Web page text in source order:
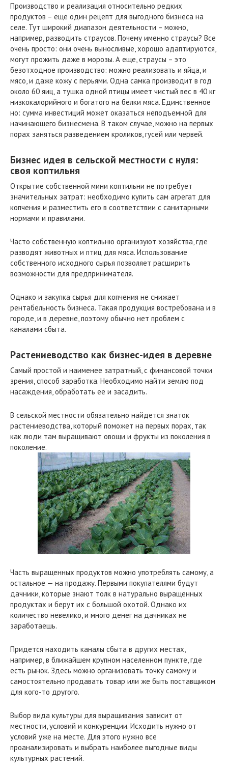
Производство и реализация относительно редких
продуктов – еще один рецепт для выгодного бизнеса на
селе. Тут широкий диапазон деятельности – можно,
например, разводить страусов. Почему именно страусы? Все
очень просто: они очень выносливые, хорошо адаптируются,
могут прожить даже в морозы. А еще, страусы – это
безотходное производство: можно реализовать и яйца, и
мясо, и даже кожу с перьями. Одна самка производит в год
около 60 яиц, а тушка одной птицы имеет чистый вес в 40 кг
низкокалорийного и богатого на белки мяса. Единственное
но: сумма инвестиций может оказаться неподъемной для
начинающего бизнесмена. В таком случае, можно на первых
порах заняться разведением кроликов, гусей или червей.
Бизнес идея в сельской местности с нуля:
своя коптильня
Открытие собственной мини коптильни не потребует
значительных затрат: необходимо купить сам агрегат для
копчения и разместить его в соответствии с санитарными
нормами и правилами.
Часто собственную коптильню организуют хозяйства, где
разводят животных и птиц для мяса. Использование
собственного исходного сырья позволяет расширить
возможности для предпринимателя.
Однако и закупка сырья для копчения не снижает
рентабельность бизнеса. Такая продукция востребована и в
городе, и в деревне, поэтому обычно нет проблем с
каналами сбыта.
Растениеводство как бизнес-идея в деревне
Самый простой и наименее затратный, с финансовой точки
зрения, способ заработка. Необходимо найти землю под
насаждения, обработать ее и засадить.
В сельской местности обязательно найдется знаток
растениеводства, который поможет на первых порах, так
как люди там выращивают овощи и фрукты из поколения в
поколение.
Часть выращенных продуктов можно употреблять самому, а
остальное — на продажу. Первыми покупателями будут
дачники, которые знают толк в натурально выращенных
продуктах и берут их с большой охотой. Однако их
количество невелико, и много денег на дачниках не
заработаешь.
Придется находить каналы сбыта в других местах,
например, в ближайшем крупном населенном пункте, где
есть рынок. Здесь можно организовать точку самому и
самостоятельно продавать товар или же быть поставщиком
для кого-то другого.
Выбор вида культуры для выращивания зависит от
местности, условий и конкуренции. Исходить нужно от
условий уже на месте. Для этого нужно все
проанализировать и выбрать наиболее выгодные виды
культурных растений.